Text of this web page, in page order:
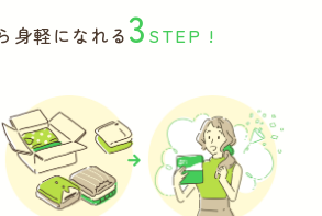
身軽になれる 3 STEP !